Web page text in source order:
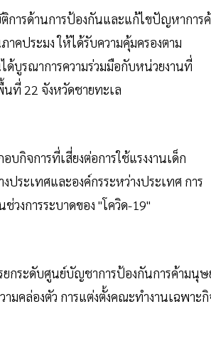
การด้านการป้องกันและแก้ไขปัญหาการ
าคประมง ให้ได้รับความคุ้มครองตาม
ด้บูรณาการความร่วมมือกับหน่วยงานที่
นที่ 22 จังหวัดชายทะเล
กิจการที่เสี่ยงต่อการใช้แรงงานเด็ก
ประเทศและองค์กรระหว่างประเทศ การ
วงการระบาดของ "โควิด-19"
ยกระดับศูนย์บัญชาการป้องกันการค้ามนุษ
มคล่องตัว การแต่งตั้งคณะทำงานเฉพาะ